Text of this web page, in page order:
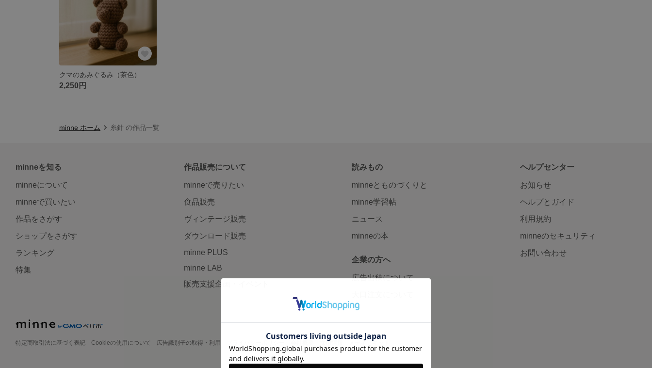
クマのあみぐるみ（茶色）
2,250円
minne ホーム 糸針 の作品一覧
minneを知る
minneについて
minneで買いたい
作品をさがす
ショップをさがす
ランキング
特集
作品販売について
minneで売りたい
食品販売
ヴィンテージ販売
ダウンロード販売
minne PLUS
minne LAB
販売支援企画・イベント
読みもの
minneとものづくりと
minne学習帖
ニュース
minneの本
企業の方へ
広告出稿について
ヘルプセンター
お知らせ
ヘルプとガイド
利用規約
minneのセキュリティ
お問い合わせ
特定商取引法に基づく表記 Cookieの使用について 広告識別子の取得・利用 採用情報 メディアキット